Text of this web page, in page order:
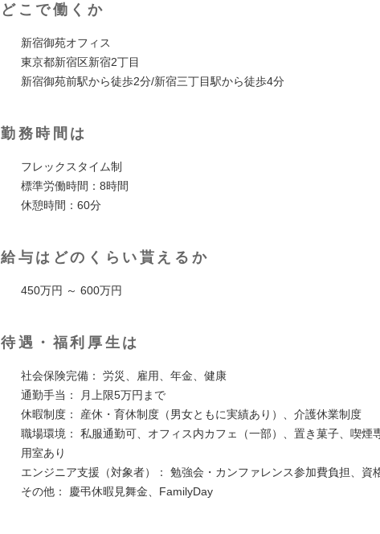
どこで働くか
新宿御苑オフィス
東京都新宿区新宿2丁目
新宿御苑前駅から徒歩2分/新宿三丁目駅から徒歩4分
勤務時間は
フレックスタイム制
標準労働時間：8時間
休憩時間：60分
給与はどのくらい貰えるか
450万円 ～ 600万円
待遇・福利厚生は
社会保険完備： 労災、雇用、年金、健康
通勤手当： 月上限5万円まで
休暇制度： 産休・育休制度（男女ともに実績あり）、介護休業制度
職場環境： 私服通勤可、オフィス内カフェ（一部）、置き菓子、喫煙
用室あり
エンジニア支援（対象者）： 勉強会・カンファレンス参加費負担、資
その他： 慶弔休暇見舞金、FamilyDay